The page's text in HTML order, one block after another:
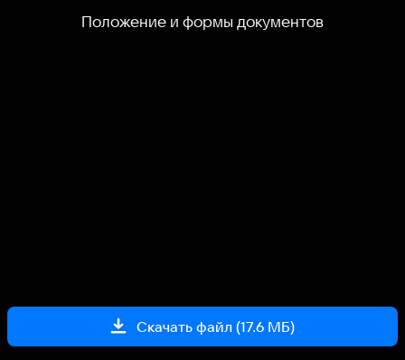
Положение и формы документов
Скачать файл (17.6 МБ)